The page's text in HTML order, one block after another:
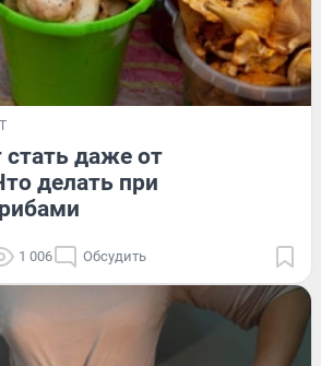
даже от
делать при
1 006 Обсудить